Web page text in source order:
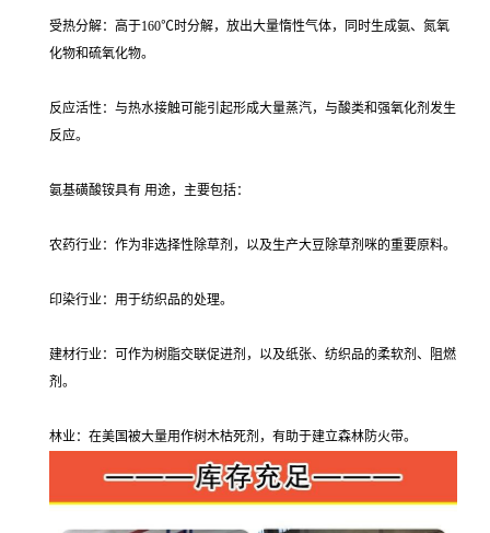
受热分解：高于160℃时分解，放出大量惰性气体，同时生成氨、氮氧
化物和硫氧化物。
反应活性：与热水接触可能引起形成大量蒸汽，与酸类和强氧化剂发生
反应。
氨基磺酸铵具有 用途，主要包括：
农药行业：作为非选择性除草剂，以及生产大豆除草剂咪的重要原料。
印染行业：用于纺织品的处理。
建材行业：可作为树脂交联促进剂，以及纸张、纺织品的柔软剂、阻燃
剂。
林业：在美国被大量用作树木枯死剂，有助于建立森林防火带。